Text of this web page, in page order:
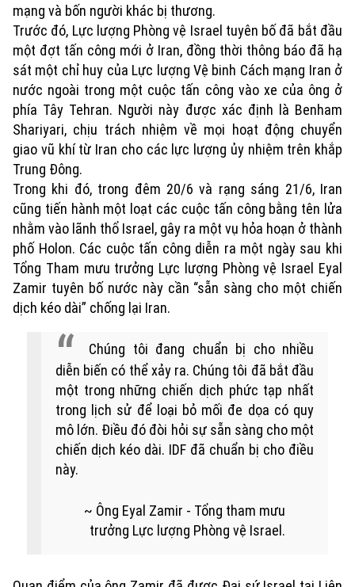
Xu hướng
mạng và bốn người khác bị thương.
Trước đó, Lực lượng Phòng vệ Israel tuyên bố đã bắt đầu
một đợt tấn công mới ở Iran, đồng thời thông báo đã hạ
sát một chỉ huy của Lực lượng Vệ binh Cách mạng Iran ở
nước ngoài trong một cuộc tấn công vào xe của ông ở
phía Tây Tehran. Người này được xác định là Benham
Shariyari, chịu trách nhiệm về mọi hoạt động chuyển
giao vũ khí từ Iran cho các lực lượng ủy nhiệm trên khắp
Trung Đông.
Trong khi đó, trong đêm 20/6 và rạng sáng 21/6, Iran
cũng tiến hành một loạt các cuộc tấn công bằng tên lửa
nhằm vào lãnh thổ Israel, gây ra một vụ hỏa hoạn ở thành
phố Holon. Các cuộc tấn công diễn ra một ngày sau khi
Tổng Tham mưu trưởng Lực lượng Phòng vệ Israel Eyal
Zamir tuyên bố nước này cần “sẵn sàng cho một chiến
dịch kéo dài” chống lại Iran.
Chúng tôi đang chuẩn bị cho nhiều
diễn biến có thể xảy ra. Chúng tôi đã bắt đầu
một trong những chiến dịch phức tạp nhất
trong lịch sử để loại bỏ mối đe dọa có quy
mô lớn. Điều đó đòi hỏi sự sẵn sàng cho một
chiến dịch kéo dài. IDF đã chuẩn bị cho điều
này.
Ông Eyal Zamir - Tổng tham mưu
trưởng Lực lượng Phòng vệ Israel.